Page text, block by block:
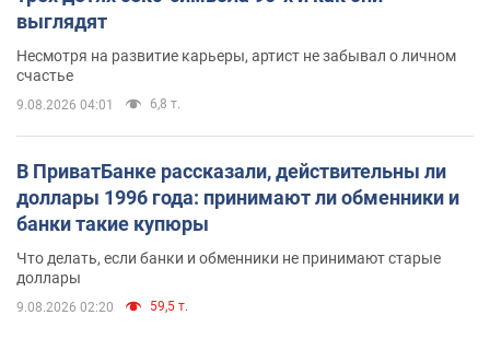
выглядят
Несмотря на развитие карьеры, артист не забывал о личном
счастье
9.08.2026 04:01 6,8 т.
В ПриватБанке рассказали, действительны ли
доллары 1996 года: принимают ли обменники и
банки такие купюры
Что делать, если банки и обменники не принимают старые
доллары
9.08.2026 02:20 59,5 т.